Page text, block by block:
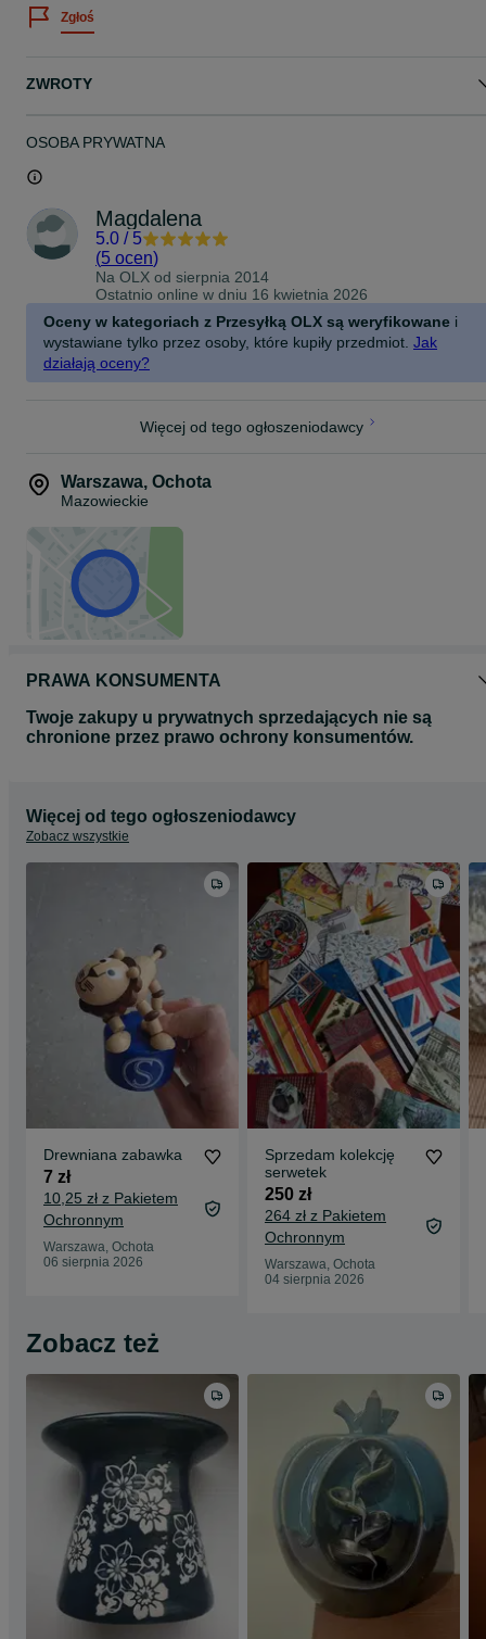
Zgłoś
ZWROTY
OSOBA PRYWATNA
Magdalena
5.0 / 5
(5 ocen)
Na OLX od sierpnia 2014
Ostatnio online w dniu 16 kwietnia 2026
Oceny w kategoriach z Przesyłką OLX są weryfikowane i
wystawiane tylko przez osoby, które kupiły przedmiot. Jak
działają oceny?
Więcej od tego ogłoszeniodawcy
Warszawa, Ochota
Mazowieckie
PRAWA KONSUMENTA
Twoje zakupy u prywatnych sprzedających nie są
chronione przez prawo ochrony konsumentów.
Więcej od tego ogłoszeniodawcy
Zobacz wszystkie
Drewniana zabawka
7 zł
10,25 zł z Pakietem
Ochronnym
Warszawa, Ochota
06 sierpnia 2026
Sprzedam kolekcję
serwetek
250 zł
264 zł z Pakietem
Ochronnym
Warszawa, Ochota
04 sierpnia 2026
Zobacz też